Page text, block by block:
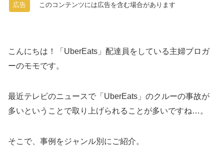
広告 このコンテンツには広告を含む場合があります
こんにちは！「UberEats」配達員をしている主婦ブロガ
ーのモモです。
最近テレビのニュースで「UberEats」のクルーの事故が
多いということで取り上げられることが多いですね…。
そこで、事例をジャンル別にご紹介。